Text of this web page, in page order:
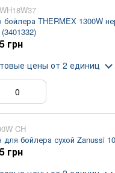
бойлера THERMEX 1300W
грн
цены от 2 единиц
CH
для бойлера сухой Zanussi
грн